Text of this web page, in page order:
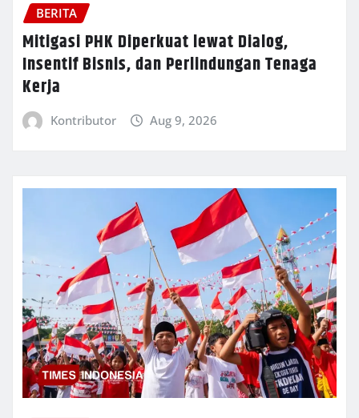
BERITA
Mitigasi PHK Diperkuat lewat Dialog,
Insentif Bisnis, dan Perlindungan Tenaga
Kerja
Kontributor Aug 9, 2026